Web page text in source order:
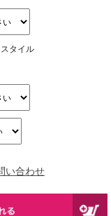
タイル
い合わせ